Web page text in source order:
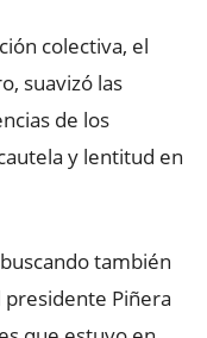
colectiva, el
suavizó las
de los
y lentitud en
también
presidente Piñera